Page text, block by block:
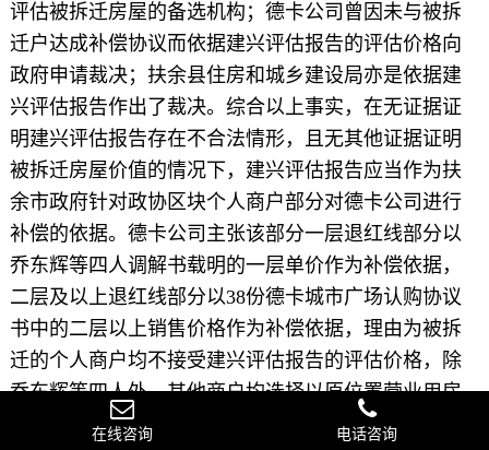
评估被拆迁房屋的备选机构；德卡公司曾因未与被拆
迁户达成补偿协议而依据建兴评估报告的评估价格向
政府申请裁决；扶余县住房和城乡建设局亦是依据建
兴评估报告作出了裁决。综合以上事实，在无证据证
明建兴评估报告存在不合法情形，且无其他证据证明
被拆迁房屋价值的情况下，建兴评估报告应当作为扶
余市政府针对政协区块个人商户部分对德卡公司进行
补偿的依据。德卡公司主张该部分一层退红线部分以
乔东辉等四人调解书载明的一层单价作为补偿依据，
二层及以上退红线部分以38份德卡城市广场认购协议
书中的二层以上销售价格作为补偿依据，理由为被拆
迁的个人商户均不接受建兴评估报告的评估价格，除
乔东辉等四人外，其他商户均选择以原位置营业用房
进行产权调换，德卡公司同意并以回迁方式对个人商
在线咨询 电话咨询